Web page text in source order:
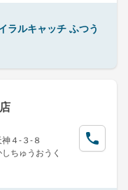
ラルキャッチ ふつう
４-３-８
ちゅうおうく